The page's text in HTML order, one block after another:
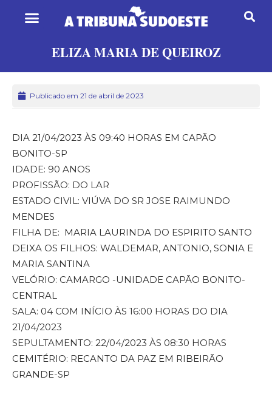
ELIZA MARIA DE QUEIROZ
Publicado em 21 de abril de 2023
DIA 21/04/2023 ÀS 09:40 HORAS EM CAPÃO
BONITO-SP
IDADE: 90 ANOS
PROFISSÃO: DO LAR
ESTADO CIVIL: VIÚVA DO SR JOSE RAIMUNDO
MENDES
FILHA DE: MARIA LAURINDA DO ESPIRITO SANTO
DEIXA OS FILHOS: WALDEMAR, ANTONIO, SONIA E
MARIA SANTINA
VELÓRIO: CAMARGO -UNIDADE CAPÃO BONITO-
CENTRAL
SALA: 04 COM INÍCIO ÀS 16:00 HORAS DO DIA
21/04/2023
SEPULTAMENTO: 22/04/2023 ÀS 08:30 HORAS
CEMITÉRIO: RECANTO DA PAZ EM RIBEIRÃO
GRANDE-SP